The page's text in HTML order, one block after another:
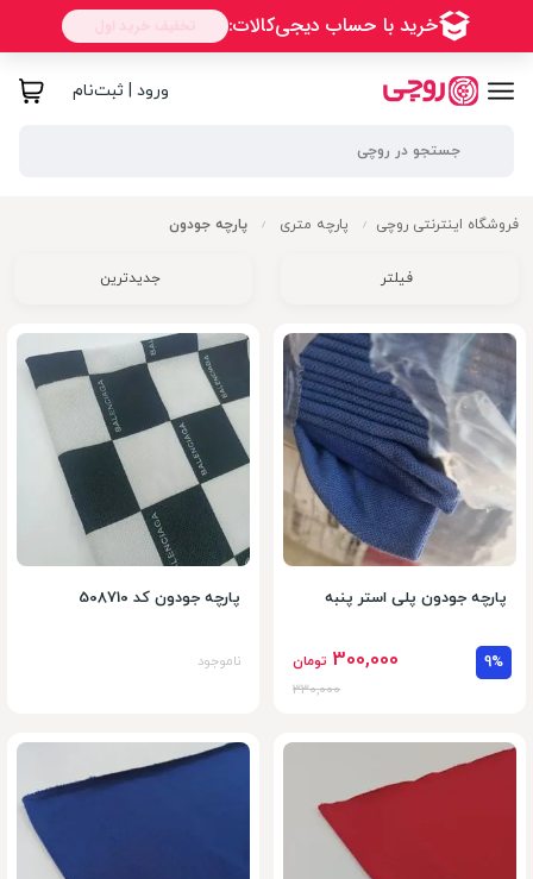
ورود | ثبت‌نام
فروشگاه اینترنتی روچی / پارچه متری / پارچه جودون
فیلتر جدیدترین
پارچه جودون پلی استر پنبه
9%
300,000 تومان
330,000
پارچه جودون کد 508710
ناموجود